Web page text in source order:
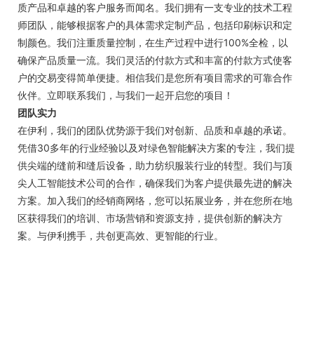
质产品和卓越的客户服务而闻名。我们拥有一支专业的技术工程
师团队，能够根据客户的具体需求定制产品，包括印刷标识和定
制颜色。我们注重质量控制，在生产过程中进行100%全检，以
确保产品质量一流。我们灵活的付款方式和丰富的付款方式使客
户的交易变得简单便捷。相信我们是您所有项目需求的可靠合作
伙伴。立即联系我们，与我们一起开启您的项目！
团队实力
在伊利，我们的团队优势源于我们对创新、品质和卓越的承诺。
凭借30多年的行业经验以及对绿色智能解决方案的专注，我们提
供尖端的缝前和缝后设备，助力纺织服装行业的转型。我们与顶
尖人工智能技术公司的合作，确保我们为客户提供最先进的解决
方案。加入我们的经销商网络，您可以拓展业务，并在您所在地
区获得我们的培训、市场营销和资源支持，提供创新的解决方
案。与伊利携手，共创更高效、更智能的行业。